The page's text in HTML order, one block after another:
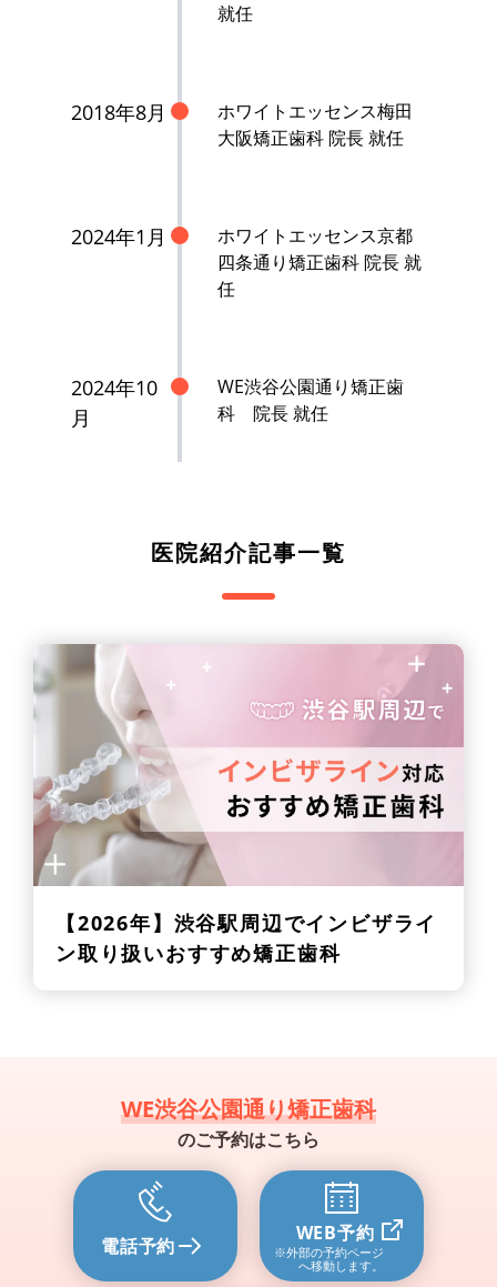
就任
2018年8月
ホワイトエッセンス梅田
大阪矯正歯科 院長 就任
2024年1月
ホワイトエッセンス京都
四条通り矯正歯科 院長 就
任
2024年10
月
WE渋谷公園通り矯正歯
科 院長 就任
医院紹介記事一覧
【2026年】 渋谷駅周辺でインビザライ
ン取り扱いおすすめ矯正歯科
WE渋谷公園通り矯正歯科
のご予約はこちら
電話予約
WEB予約
※外部の予約ページ
へ移動します。